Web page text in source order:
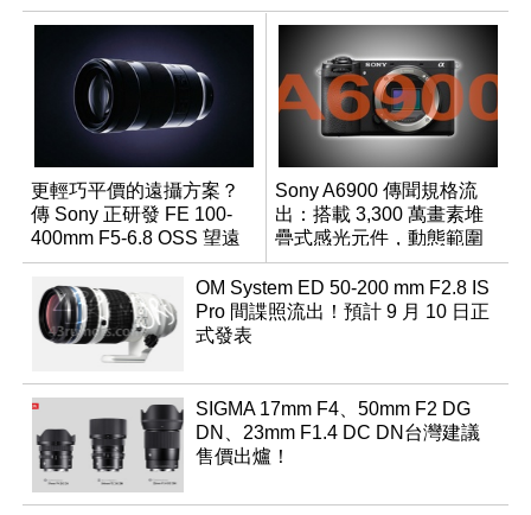
更輕巧平價的遠攝方案？
傳 Sony 正研發 FE 100-
400mm F5-6.8 OSS 望遠
變焦鏡頭
Sony A6900 傳聞規格流
出：搭載 3,300 萬畫素堆
疊式感光元件，動態範圍
超過 15 級
OM System ED 50-200 mm F2.8 IS
Pro 間諜照流出！預計 9 月 10 日正
式發表
SIGMA 17mm F4、50mm F2 DG
DN、23mm F1.4 DC DN台灣建議
售價出爐！